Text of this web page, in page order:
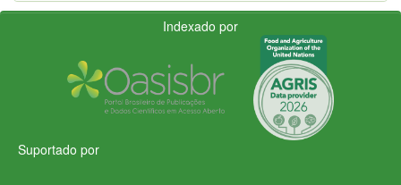
Indexado por
Suportado por